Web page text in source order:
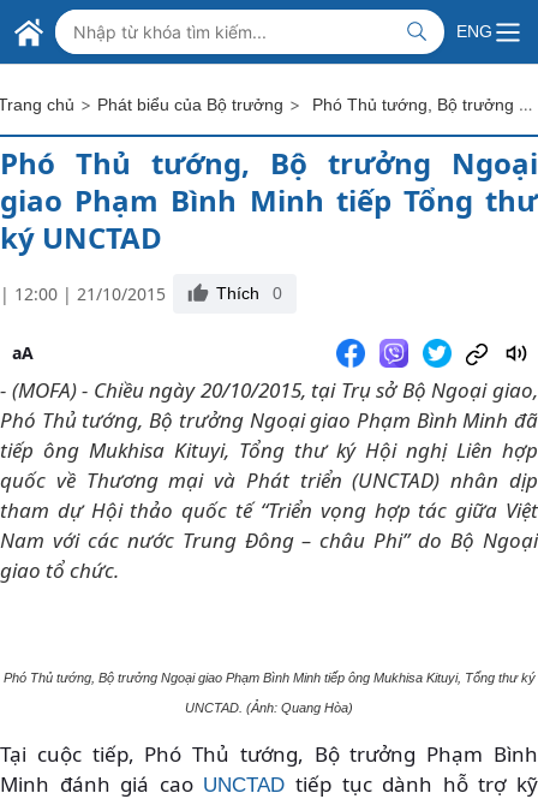
Skip to Main Content
BỘ NGOẠI GIAO VIỆT NAM
MINISTRY OF FOREIGN AFFAIRS
ENG
chủ > Phát biểu của Bộ trưởng > Phó Thủ tướng, Bộ trưởng Ngoại giao Phạm Bình Minh tiếp Tổng thư ký UNCTAD
Phó Thủ tướng, Bộ trưởng Ngoại
giao Phạm Bình Minh tiếp Tổng thư
ký UNCTAD
| 12:00 | 21/10/2015 Thích 0
aA
- (MOFA) - Chiều ngày 20/10/2015, tại Trụ sở Bộ Ngoại giao,
Phó Thủ tướng, Bộ trưởng Ngoại giao Phạm Bình Minh đã
tiếp ông Mukhisa Kituyi, Tổng thư ký Hội nghị Liên hợp
quốc về Thương mại và Phát triển (UNCTAD) nhân dịp
tham dự Hội thảo quốc tế “Triển vọng hợp tác giữa Việt
Nam với các nước Trung Đông – châu Phi” do Bộ Ngoại
giao tổ chức.
Phó Thủ tướng, Bộ trưởng Ngoại giao Phạm Bình Minh tiếp ông Mukhisa Kituyi, Tổng thư ký
UNCTAD. (Ảnh: Quang Hòa)
Tại cuộc tiếp, Phó Thủ tướng, Bộ trưởng Phạm Bình
Minh đánh giá cao UNCTAD tiếp tục dành hỗ trợ kỹ